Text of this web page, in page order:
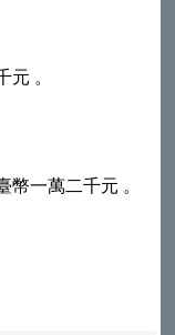
元 。
幣一萬二千元 。